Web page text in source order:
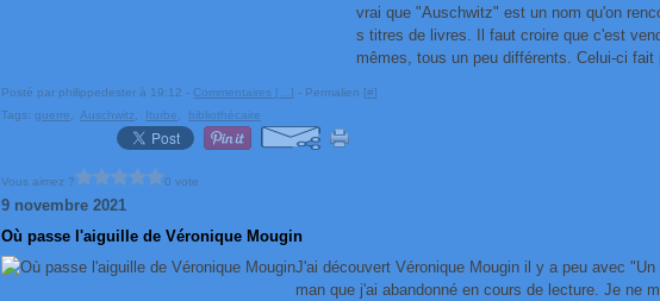
vrai que "Auschwitz" est un nom qu'on
s titres de livres. Il faut croire que c'est
mêmes, tous un peu différents. Celui-ci fait
Posté par philippedester à 19:12 - Commentaires [ …] - Permalien [#]
Tags:guerre Auschwitz Iturbe bibliothécaire
Vous aimez ? 0 vote
9 novembre 2021
Où passe l'aiguille de Véronique Mougin
J'ai découvert Véronique Mougin il y a peu avec
man que j'ai abandonné en cours de lecture. Je ne